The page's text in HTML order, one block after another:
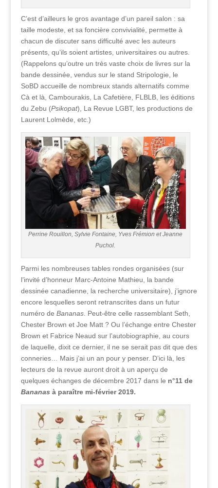
C’est d’ailleurs le gros avantage d’un pareil salon : sa
taille modeste, et sa foncière convivialité, permette à
chacun de discuter sans difficulté avec les auteurs
présents, qu’ils soient artistes, universitaires ou autres.
(Rappelons qu’outre un très vaste choix de livres sur la
bande dessinée, vendus sur le stand Stripologie, le
SoBD accueille de nombreux stands alternatifs comme
Cà et là, Cambourakis, La Cafetière, FLBLB, les éditions
du Zebu (Psikopat), La Revue LGBT, les productions de
Laurent Lolmède, etc.)
Perrine Rouillon, Sylvie Fontaine, Yves Frémion et Jeanne
Puchol.
Parmi les nombreuses tables rondes organisées (sur
l’invité d’honneur Marc-Antoine Mathieu, la bande
dessinée canadienne, la recherche universitaire), j’ignore
encore lesquelles seront retranscrites dans un futur
numéro de Bananas. Peut-être celle rassemblant Seth,
Chester Brown et Joe Matt ? Ou l’échange entre Chester
Brown et Fabrice Neaud sur l’autobiographie, au cours
de laquelle, dixit ce dernier, il ne se serait pas dit que des
conneries… Mais j’ai un an pour y penser. D’ici là, les
lecteurs de la revue auront droit à un aperçu de
quelques échanges de décembre 2017 dans le n°11 de
Bananas à paraître mi-février 2019.